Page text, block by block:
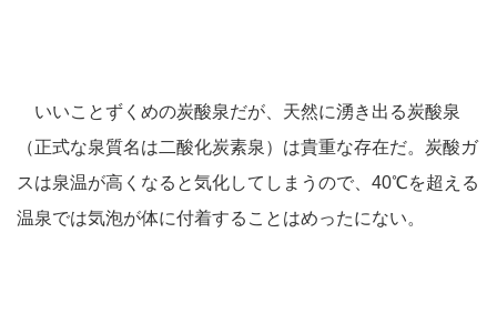
いいことずくめの炭酸泉だが、天然に湧き出る炭酸泉
（正式な泉質名は二酸化炭素泉）は貴重な存在だ。炭酸ガ
スは泉温が高くなると気化してしまうので、40℃を超える
温泉では気泡が体に付着することはめったにない。